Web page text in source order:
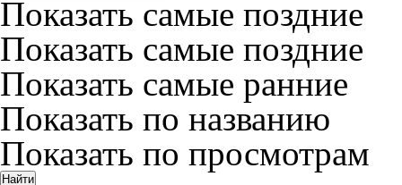
Показать самые поздние
Показать самые поздние
Показать самые ранние
Показать по названию
Показать по просмотрам